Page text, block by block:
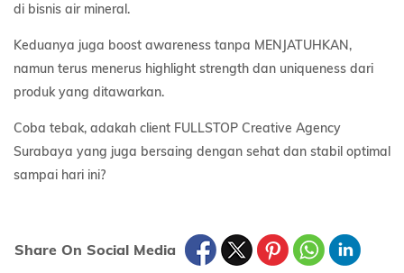
di bisnis air mineral.
Keduanya juga boost awareness tanpa MENJATUHKAN,
namun terus menerus highlight strength dan uniqueness dari
produk yang ditawarkan.
Coba tebak, adakah client FULLSTOP Creative Agency
Surabaya yang juga bersaing dengan sehat dan stabil optimal
sampai hari ini?
Share On Social Media